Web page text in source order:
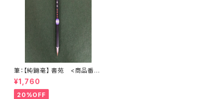
筆：【純鼬毫】 書苑 <商品番号
2075>
¥1,760
20%OFF